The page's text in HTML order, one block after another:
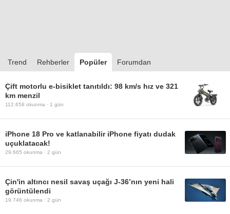
Trend Rehberler Popüler Forumdan
Çift motorlu e-bisiklet tanıtıldı: 98 km/s hız ve 321
km menzil
112.658 okunma · 1 gün
iPhone 18 Pro ve katlanabilir iPhone fiyatı dudak
uçuklatacak!
29.665 okunma · 2 gün
Çin'in altıncı nesil savaş uçağı J-36’nın yeni hali
görüntülendi
19.746 okunma · 2 gün